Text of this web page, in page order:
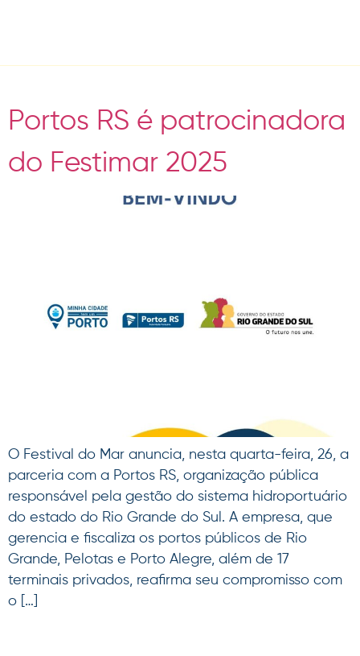
Tag:Portos RS
Portos RS é patrocinadora
do Festimar 2025
O Festival do Mar anuncia, nesta quarta-feira, 26, a
parceria com a Portos RS, organização pública
responsável pela gestão do sistema hidroportuário
do estado do Rio Grande do Sul. A empresa, que
gerencia e fiscaliza os portos públicos de Rio
Grande, Pelotas e Porto Alegre, além de 17
terminais privados, reafirma seu compromisso com
o […]